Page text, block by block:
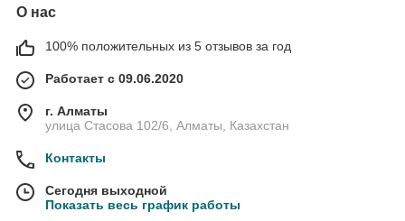
О нас
100% положительных из 5 отзывов за год
Работает с 09.06.2020
г. Алматы
улица Стасова 102/6, Алматы, Казахстан
Контакты
Сегодня выходной
Показать весь график работы